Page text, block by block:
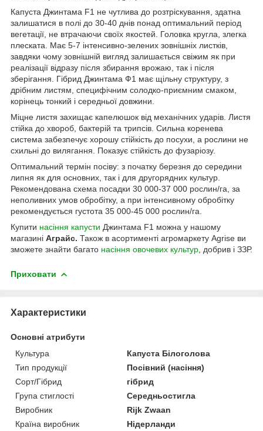
Капуста Джинтама F1 не чутлива до розтріскування, здатна
залишатися в полі до 30-40 днів понад оптимальний період
вегетації, не втрачаючи своїх якостей. Головка кругла, злегка
плеската. Має 5-7 інтенсивно-зелених зовнішніх листків,
завдяки чому зовнішній вигляд залишається свіжим як при
реалізації відразу після збирання врожаю, так і після
зберігання. Гібрид Джинтама Ф1 має щільну структуру, з
дрібним листям, специфічним солодко-приємним смаком,
корінець тонкий і середньої довжини.
Міцне листя захищає капелюшок від механічних ударів. Листя
стійка до хвороб, бактерій та трипсів. Сильна коренева
система забезпечує хорошу стійкість до посухи, а рослини не
схильні до вилягання. Показує стійкість до фузаріозу.
Оптимальний термін посіву: з початку березня до середини
липня як для основних, так і для другорядних культур.
Рекомендована схема посадки 30 000-37 000 рослин/га, за
неполивних умов обробітку, а при інтенсивному обробітку
рекомендується густота 35 000-45 000 рослин/га.
Купити насіння капусти Джинтама F1 можна у нашому
магазині Аграйс. Також в асортименті агромаркету Agrise ви
зможете знайти багато насіння овочевих культур , добрив і ЗЗР.
Приховати
Характеристики
Основні атрибути
Культура
Капуста Білоголова
Тип продукції
Посівний (насіння)
Сорт/Гібрид
гібрид
Група стиглості
Середньостигла
Виробник
Rijk Zwaan
Країна виробник
Нідерланди